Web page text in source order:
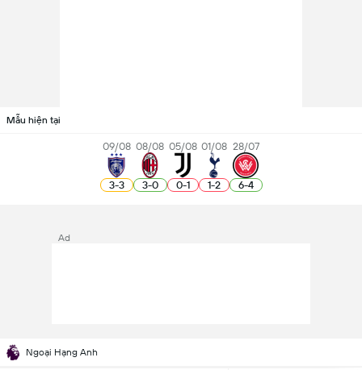
Mẫu hiện tại
09/08
3-3
08/08
3-0
05/08
0-1
01/08
1-2
28/07
6-4
Ngoại Hạng Anh
Ad